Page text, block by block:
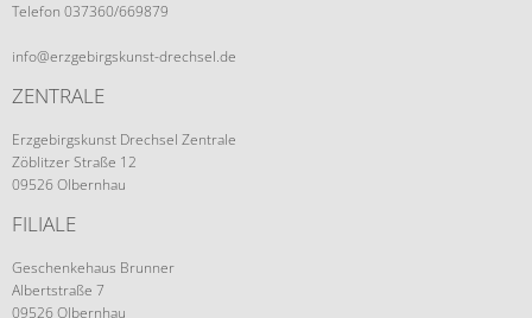
Telefon 037360/669879
info@erzgebirgskunst-drechsel.de
ZENTRALE
Erzgebirgskunst Drechsel Zentrale
Zöblitzer Straße 12
09526 Olbernhau
FILIALE
Geschenkehaus Brunner
Albertstraße 7
09526 Olbernhau